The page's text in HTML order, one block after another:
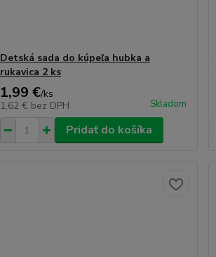
Detská sada do kúpeľa hubka a
rukavica 2 ks
1,99 €/ks
1,62 € bez DPH Skladom
Pridať do košíka